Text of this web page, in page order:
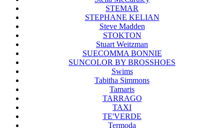
STEMAR
STEPHANE KELIAN
Steve Madden
STOKTON
Stuart Weitzman
SUECOMMA BONNIE
SUNCOLOR BY BROSSHOES
Swims
Tabitha Simmons
Tamaris
TARRAGO
TAXI
TE'VERDE
Termoda